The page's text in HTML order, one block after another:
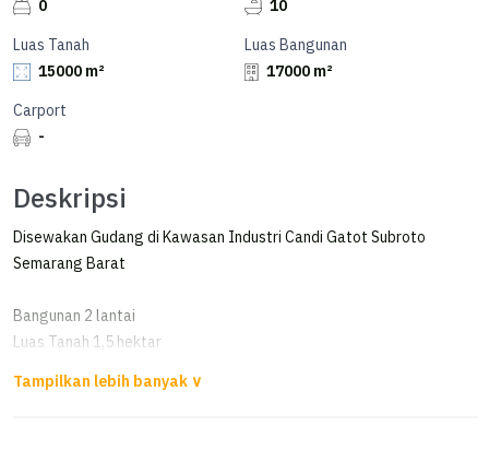
0
10
Luas Tanah
15000 m²
Luas Bangunan
17000 m²
Carport
-
Deskripsi
Disewakan Gudang di Kawasan Industri Candi Gatot Subroto
Semarang Barat
Bangunan 2 lantai
Luas Tanah 1,5 hektar
Minimal masa sewa 3 tahun